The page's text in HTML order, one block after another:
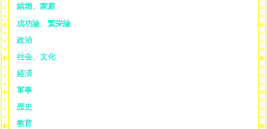
結婚、家庭
成功論、繁栄論
政治
社会、文化
経済
軍事
歴史
教育